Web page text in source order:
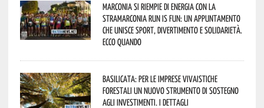
Marconia si riempie di energia con la
StraMarconia Run is Fun: un appuntamento
che unisce sport, divertimento e solidarietà.
Ecco quando
Basilicata: per le imprese vivaistiche
forestali un nuovo strumento di sostegno
agli investimenti. I dettagli